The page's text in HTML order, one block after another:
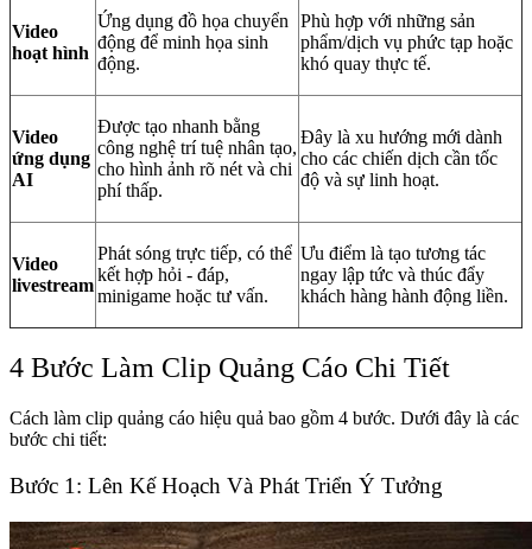
Video
hoạt hình
Ứng dụng đồ họa chuyển
động để minh họa sinh
động.
Phù hợp với những sản
phẩm/dịch vụ phức tạp hoặc
khó quay thực tế.
Video
ứng dụng
AI
Được tạo nhanh bằng
công nghệ trí tuệ nhân tạo,
cho hình ảnh rõ nét và chi
phí thấp.
Đây là xu hướng mới dành
cho các chiến dịch cần tốc
độ và sự linh hoạt.
Video
livestream
Phát sóng trực tiếp, có thể
kết hợp hỏi - đáp,
minigame hoặc tư vấn.
Ưu điểm là tạo tương tác
ngay lập tức và thúc đẩy
khách hàng hành động liền.
4 Bước Làm Clip Quảng Cáo Chi Tiết
Cách làm clip quảng cáo hiệu quả bao gồm 4 bước. Dưới đây là các
bước chi tiết:
Bước 1: Lên Kế Hoạch Và Phát Triển Ý Tưởng